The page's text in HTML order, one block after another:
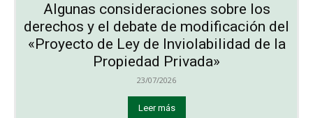
Algunas consideraciones sobre los
derechos y el debate de modificación del
«Proyecto de Ley de Inviolabilidad de la
Propiedad Privada»
23/07/2026
Leer más